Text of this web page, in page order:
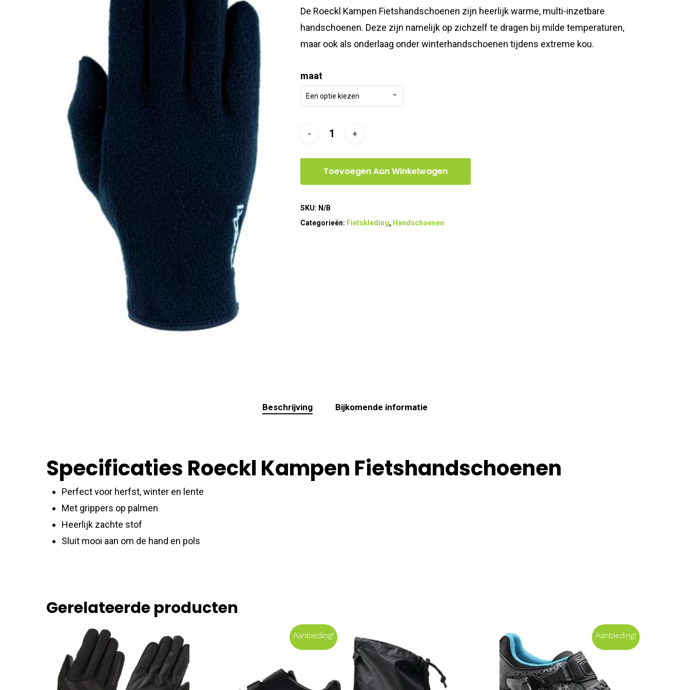
was:
€25,00.
is:
€22,50.
De Roeckl Kampen Fietshandschoenen zijn heerlijk warme, multi-inzetbare
handschoenen. Deze zijn namelijk op zichzelf te dragen bij milde temperaturen,
maar ook als onderlaag onder winterhandschoenen tijdens extreme kou.
maat
Een optie kiezen
Toevoegen Aan Winkelwagen
SKU: N/B
Categorieën: Fietskleding, Handschoenen
Beschrijving Bijkomende informatie
Specificaties Roeckl Kampen Fietshandschoenen
Perfect voor herfst, winter en lente
Met grippers op palmen
Heerlijk zachte stof
Sluit mooi aan om de hand en pols
Gerelateerde producten
Aanbieding! Aanbieding!